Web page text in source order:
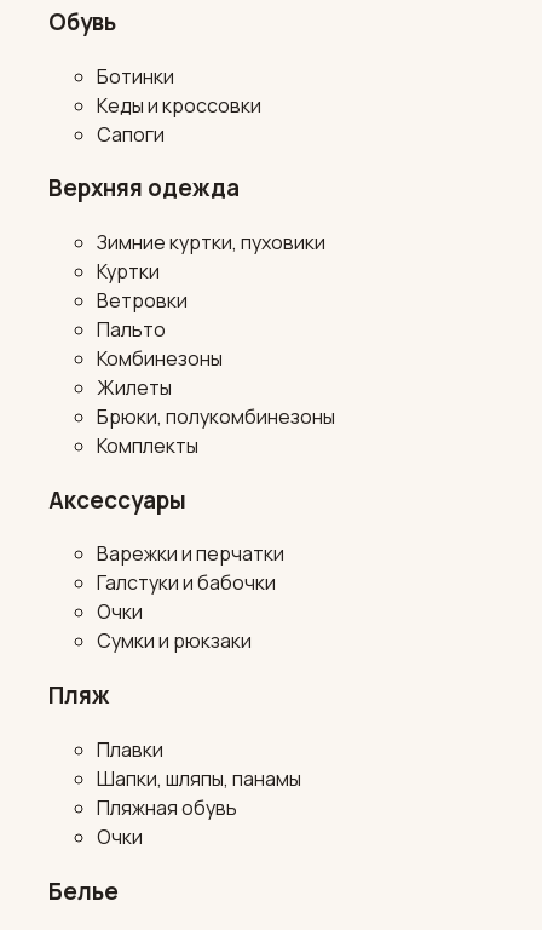
Обувь
Ботинки
Кеды и кроссовки
Сапоги
Верхняя одежда
Зимние куртки, пуховики
Куртки
Ветровки
Пальто
Комбинезоны
Жилеты
Брюки, полукомбинезоны
Комплекты
Аксессуары
Варежки и перчатки
Галстуки и бабочки
Очки
Сумки и рюкзаки
Пляж
Плавки
Шапки, шляпы, панамы
Пляжная обувь
Очки
Белье